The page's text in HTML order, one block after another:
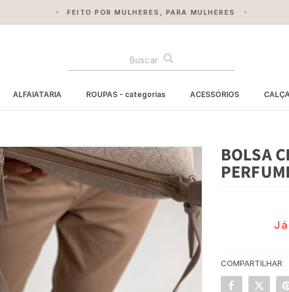
FEITO POR MULHERES, PARA MULHERES
ALFAIATARIA ROUPAS - categorias ACESSÓRIOS
BOLSA
COMPARTILHAR